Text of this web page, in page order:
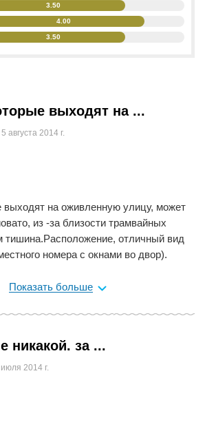
3.50
4.00
3.50
выходят на ...
5 августа 2014 г.
выходят на оживленную улицу, может
из -за близости трамвайных
тишина.Расположение, отличный вид
номера с окнами во двор).
Показать больше
никакой. за ...
2014 г.